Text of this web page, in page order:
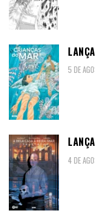
5 DE
4 DE